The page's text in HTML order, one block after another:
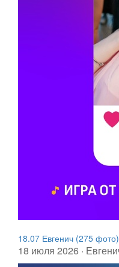
18.07 Евгенич (275 фото)
18 июля 2026 ·